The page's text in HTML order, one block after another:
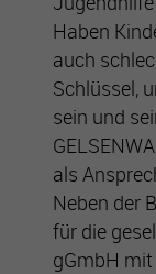
Haben
auch
Schlüssel,
sein und
als
Neben der
für die
gGmbH